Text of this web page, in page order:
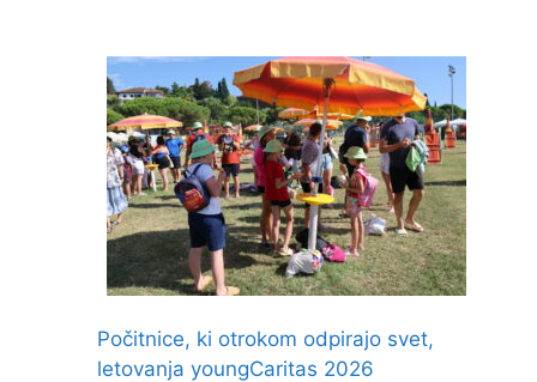
Počitnice, ki otrokom odpirajo svet,
letovanja youngCaritas 2026